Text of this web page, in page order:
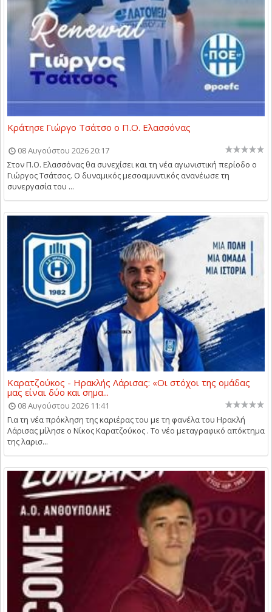
Κράτησε Γιώργο Τσάτσο ο Π.Ο. Ελασσόνας
08 Αυγούστου 2026 20:17
Στον Π.Ο. Ελασσόνας θα συνεχίσει και τη νέα αγωνιστική περίοδο ο
Γιώργος Τσάτσος. Ο δυναμικός μεσοαμυντικός ανανέωσε τη
συνεργασία του ...
Καρατζούκος - Ηρακλής Λάρισας: «Οι στόχοι της ομάδας
μας είναι δύο και σημα...
08 Αυγούστου 2026 11:41
Για τη νέα πρόκληση της καριέρας του με τη φανέλα του Ηρακλή
Λάρισας μίλησε ο Νίκος Καρατζούκος . Το νέο μεταγραφικό απόκτημα
της λαρισ...